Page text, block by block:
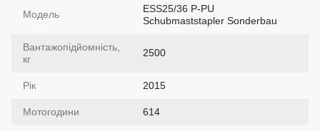
Модель
ESS25/36 P-PU
Schubmaststapler Sonderbau
Вантажопідйомність,
кг
2500
Рік 2015
Мотогодини 614